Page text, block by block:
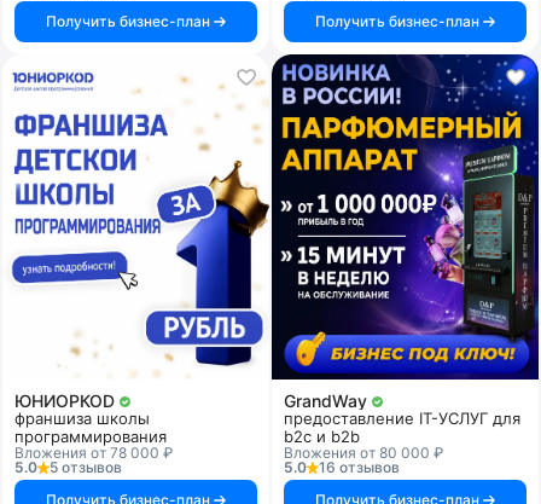
Получить бизнес-план
Получить бизнес-план
ЮНИОРКОD
франшиза школы
программирования
Вложения от 78 000 ₽
5.0
5 отзывов
Получить бизнес-план
GrandWay
предоставление IT-УСЛУГ для
b2c и b2b
Вложения от 80 000 ₽
5.0
16 отзывов
Получить бизнес-план